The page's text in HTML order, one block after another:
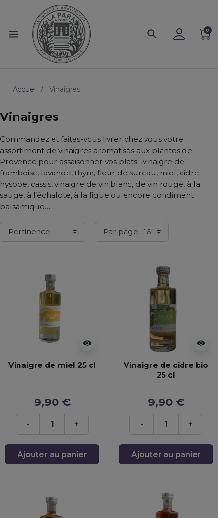
menu search 0
Accueil Vinaigres
Vinaigres
Commandez et faites-vous livrer chez vous votre
assortiment de vinaigres aromatisés aux plantes de
Provence pour assaisonner vos plats : vinaigre de
framboise, lavande, thym, fleur de sureau, miel, cidre,
hysope, cassis, vinaigre de vin blanc, de vin rouge, à la
sauge, à l’échalote, à la figue ou encore condiment
balsamique…
visibility
Vinaigre de miel 25 cl
9,90 €
- +
Ajouter au panier
visibility
Vinaigre de cidre bio
25 cl
9,90 €
- +
Ajouter au panier